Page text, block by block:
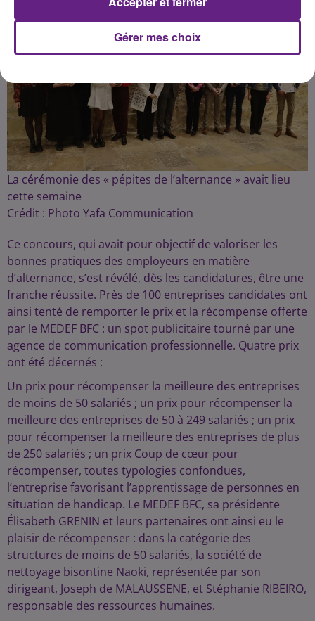
La cérémonie des « pépites de l’alternance » avait lieu
cette semaine
Crédit : Photo Yafa Communication
Ce concours, qui avait pour objectif de valoriser les
bonnes pratiques des employeurs en matière
d’alternance, s’est révélé, dès les candidatures, être une
franche réussite. Près de 100 entreprises candidates ont
ainsi tenté de remporter le prix et la récompense offerte
par le MEDEF BFC : un spot publicitaire tourné par une
agence de communication professionnelle. Quatre prix
ont été décernés :
Un prix pour récompenser la meilleure des entreprises
de moins de 50 salariés ; un prix pour récompenser la
meilleure des entreprises de 50 à 249 salariés ; un prix
pour récompenser la meilleure des entreprises de plus
de 250 salariés ; un prix Coup de cœur pour
récompenser, toutes typologies confondues,
l’entreprise favorisant l’apprentissage de personnes en
situation de handicap. Le MEDEF BFC, sa présidente
Élisabeth GRENIN et leurs partenaires ont ainsi eu le
plaisir de récompenser : dans la catégorie des
structures de moins de 50 salariés, la société de
nettoyage bisontine Naoki, représentée par son
dirigeant, Joseph de MALAUSSENE, et Stéphanie RIBEIRO,
responsable des ressources humaines.
Gérer mes choix